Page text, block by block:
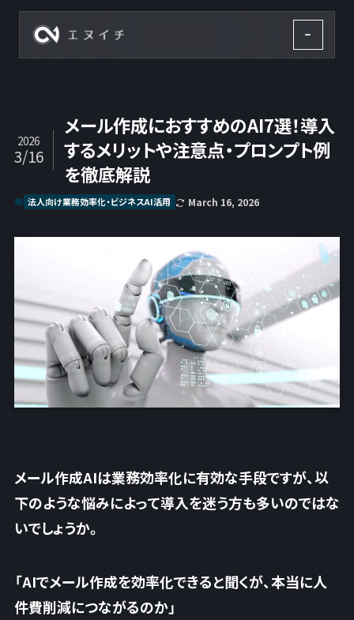
メール作成におすすめのAI7選！導入
するメリットや注意点・プロンプト例
を徹底解説
2026
3/16
法人向け業務効率化・ビジネスAI活用 March 16, 2026
メール作成AIは業務効率化に有効な手段ですが、以
下のような悩みによって導入を迷う方も多いのではな
いでしょうか。
「AIでメール作成を効率化できると聞くが、本当に人
件費削減につながるのか」